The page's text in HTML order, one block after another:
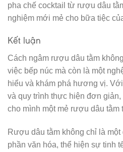
pha chế cocktail từ rượu dâu
nghiệm mới mẻ cho bữa tiệc
Kết luận
Cách ngâm rượu dâu tằm
việc bếp núc mà còn là một
hiểu và khám phá hương vị.
và quy trình thực hiện đơn giản,
cho mình một mẻ rượu dâu
Rượu dâu tằm không chỉ là
phần văn hóa, thể hiện sự tinh